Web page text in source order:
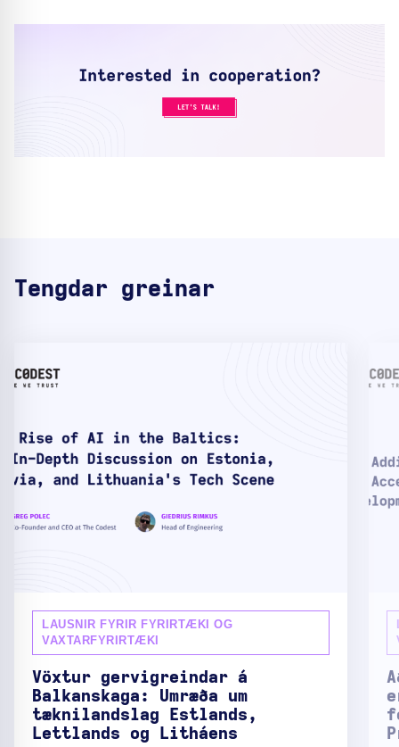
Tengdar greinar
LAUSNIR FYRIR FYRIRTÆKI OG
VAXTARFYRIRTÆKI
Vöxtur gervigreindar á
Balkanskaga: Umræða um
tæknilandslag Estlands,
Lettlands og Litháens